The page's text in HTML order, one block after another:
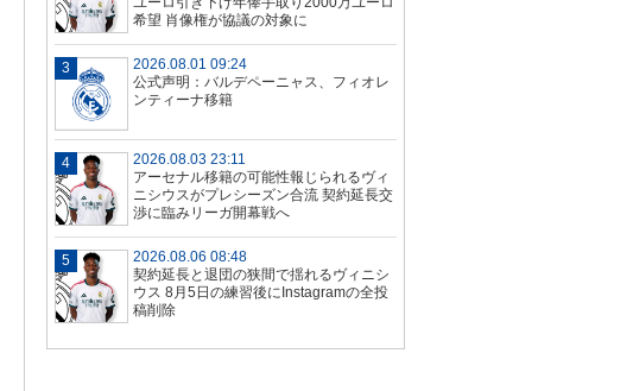
希望 肖像権が協議の対象に
2026.08.01 09:24
公式声明：バルデペーニャス、フィオレ
ンティーナ移籍
2026.08.03 23:11
アーセナル移籍の可能性報じられるヴィ
ニシウスがプレシーズン合流 契約延長交
渉に臨みリーガ開幕戦へ
2026.08.06 08:48
契約延長と退団の狭間で揺れるヴィニシ
ウス 8月5日の練習後にInstagramの全投
稿削除